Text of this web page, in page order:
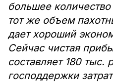
большее количество
тот же объем
дает хороший
Сейчас чистая
составляет 180 тыс.
господдержки